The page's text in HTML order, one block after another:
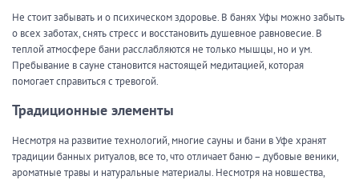
Не стоит забывать и о психическом здоровье. В банях Уфы можно забыть
о всех заботах, снять стресс и восстановить душевное равновесие. В
теплой атмосфере бани расслабляются не только мышцы, но и ум.
Пребывание в сауне становится настоящей медитацией, которая
помогает справиться с тревогой.
Традиционные элементы
Несмотря на развитие технологий, многие сауны и бани в Уфе хранят
традиции банных ритуалов, все то, что отличает баню – дубовые веники,
ароматные травы и натуральные материалы. Несмотря на новшества,